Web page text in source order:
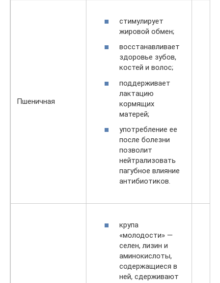
Пшеничная
стимулирует
жировой обмен;
восстанавливает
здоровье зубов,
костей и волос;
поддерживает
лактацию
кормящих
матерей;
употребление ее
после болезни
позволит
нейтрализовать
пагубное влияние
антибиотиков.
крупа
«молодости» —
селен, лизин и
аминокислоты,
содержащиеся в
ней, сдерживают